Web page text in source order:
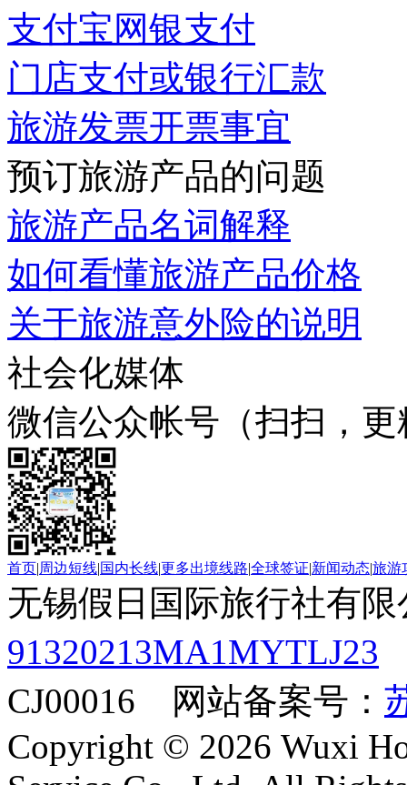
支付宝网银支付
门店支付或银行汇款
旅游发票开票事宜
预订旅游产品的问题
旅游产品名词解释
如何看懂旅游产品价格
关于旅游意外险的说明
社会化媒体
微信公众帐号（扫扫，更
首页|周边短线|国内长线|更多出境线路|全球签证|新闻动态|旅游
无锡假日国际旅行社有
91320213MA1MYTLJ23
CJ00016 网站备案号：
Copyright © 2026 Wuxi